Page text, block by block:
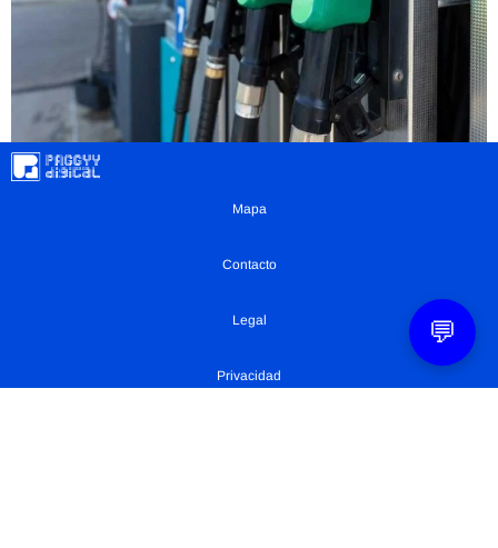
Mapa
Contacto
Legal
Privacidad
💬